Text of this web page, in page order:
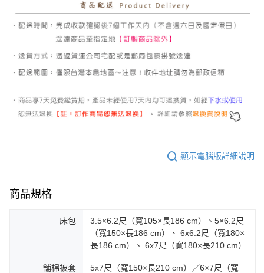
顯示電腦版詳細說明
商品規格
床包
3.5×6.2尺（寬105×長186 cm）、5×6.2尺
（寬150×長186 cm）、 6x6.2尺（寬180×
長186 cm）、 6x7尺（寬180×長210 cm）
舖棉被套
5x7尺（寬150×長210 cm）／6×7尺（寬